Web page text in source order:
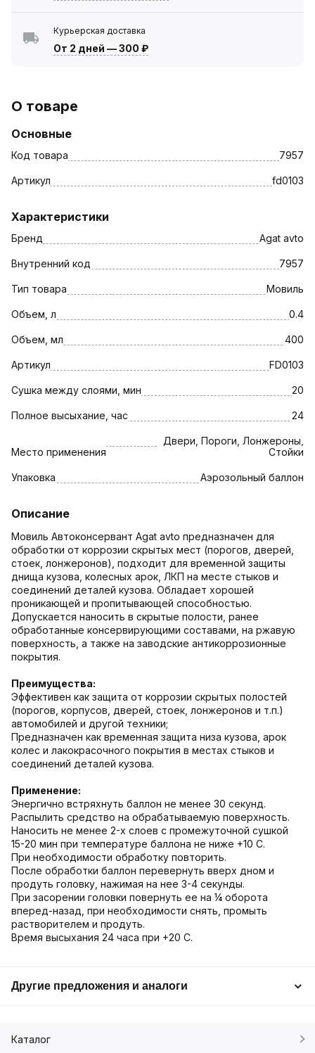
Курьерская доставка
От 2 дней —300 ₽
О товаре
Основные
Код товара 7957
Артикул fd0103
Характеристики
Бренд Agat avto
Внутренний код 7957
Тип товара Мовиль
Объем, л 0.4
Объем, мл 400
Артикул FD0103
Сушка между слоями, мин 20
Полное высыхание, час 24
Место применения
Двери, Пороги, Лонжероны,
Стойки
Упаковка Аэрозольный баллон
Описание
Мовиль Автоконсервант Agat avto предназначен для
обработки от коррозии скрытых мест (порогов, дверей,
стоек, лонжеронов), подходит для временной защиты
днища кузова, колесных арок, ЛКП на месте стыков и
соединений деталей кузова. Обладает хорошей
проникающей и пропитывающей способностью.
Допускается наносить в скрытые полости, ранее
обработанные консервирующими составами, на ржавую
поверхность, а также на заводские антикоррозионные
покрытия.
Преимущества:
Эффективен как защита от коррозии скрытых полостей
(порогов, корпусов, дверей, стоек, лонжеронов и т.п.)
автомобилей и другой техники;
Предназначен как временная защита низа кузова, арок
колес и лакокрасочного покрытия в местах стыков и
соединений деталей кузова.
Применение:
Энергично встряхнуть баллон не менее 30 секунд.
Распылить средство на обрабатываемую поверхность.
Наносить не менее 2-х слоев с промежуточной сушкой
15-20 мин при температуре баллона не ниже +10 С.
При необходимости обработку повторить.
После обработки баллон перевернуть вверх дном и
продуть головку, нажимая на нее 3-4 секунды.
При засорении головки повернуть ее на ¼ оборота
вперед-назад, при необходимости снять, промыть
растворителем и продуть.
Время высыхания 24 часа при +20 С.
Другие предложения и аналоги
Каталог